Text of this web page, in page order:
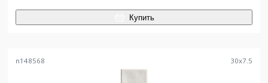
Купить
n148568 30x7.5